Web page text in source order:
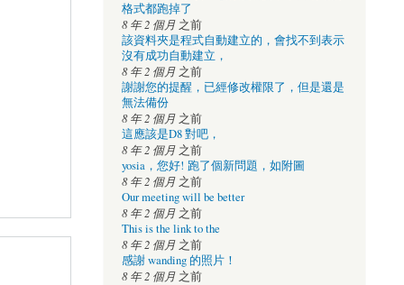
格式都跑掉了
8 年 2 個月之前
該資料夾是程式自動建立的，會找不到表示
沒有成功自動建立，
8 年 2 個月之前
謝謝您的提醒，已經修改權限了，但是還是
無法備份
8 年 2 個月之前
這應該是D8 對吧，
8 年 2 個月之前
yosia，您好! 跑了個新問題，如附圖
8 年 2 個月之前
Our meeting will be better
8 年 2 個月之前
This is the link to the
8 年 2 個月之前
感謝 wanding 的照片！
8 年 2 個月之前